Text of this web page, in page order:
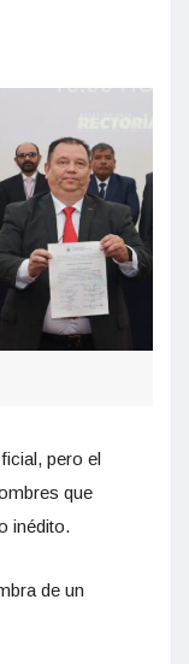
pero el
que
inédito.
de un